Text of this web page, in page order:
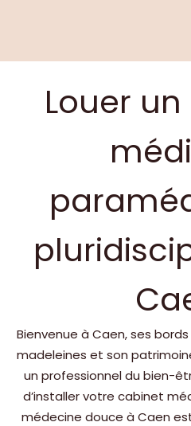
Louer
Bienvenue à Caen, ses
madeleines et son
un professionnel du bien-
d’installer votre cabinet
médecine douce à Caen